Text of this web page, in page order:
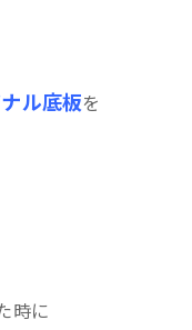
ル底板を
時に